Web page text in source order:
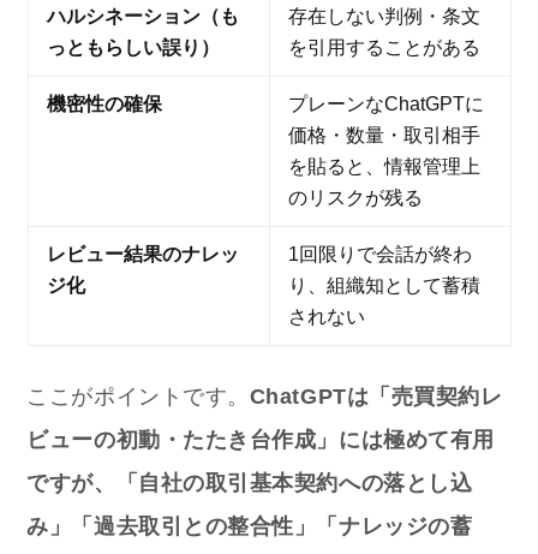
ハルシネーション（も
っともらしい誤り）
存在しない判例・条文
を引用することがある
機密性の確保
プレーンなChatGPTに
価格・数量・取引相手
を貼ると、情報管理上
のリスクが残る
レビュー結果のナレッ
ジ化
1回限りで会話が終わ
り、組織知として蓄積
されない
ここがポイントです。 ChatGPTは「売買契約レ
ビューの初動・たたき台作成」には極めて有用
ですが、「自社の取引基本契約への落とし込
み」「過去取引との整合性」「ナレッジの蓄